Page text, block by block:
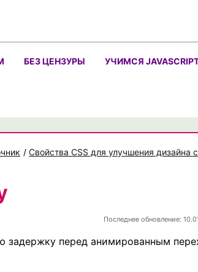
БЕЗ ЦЕНЗУРЫ УЧИМСЯ
/ Свойства CSS для улучшения дизайна
Последнее обновление:
задержку перед анимированным